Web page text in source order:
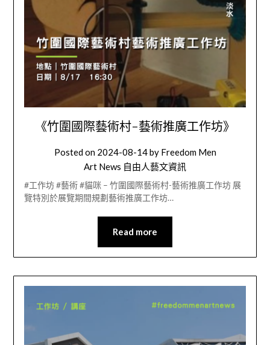
《竹圍國際藝術村-藝術推廣工作坊》
Posted on 2024-08-14by Freedom Men
Art News 自由人藝文資訊
#工作坊 #藝術 #貓咪 – 竹圍國際藝術村-藝術推廣工作坊 展
覽特別於展覽期間規劃藝術推廣工作坊…
Read more